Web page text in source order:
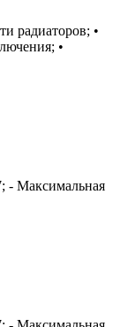
радиаторов; •
•
- Максимальная